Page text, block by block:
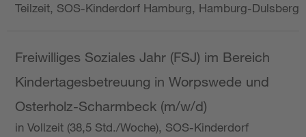
Teilzeit, SOS-Kinderdorf Hamburg, Hamburg-Dulsberg
Freiwilliges Soziales Jahr (FSJ) im Bereich
Kindertagesbetreuung in Worpswede und
Osterholz-Scharmbeck (m/w/d)
in Vollzeit (38,5 Std./Woche), SOS-Kinderdorf